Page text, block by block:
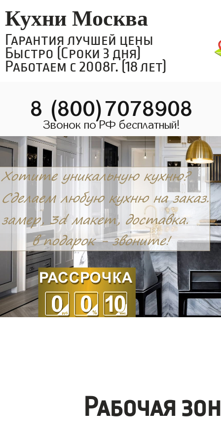
Кухни Москва
Гарантия лучшей цены
Быстро (Сроки 3 дня)
Работаем с 2008г. (18 лет)
8 (800)7078908
Звонок по РФ бесплатный!
Рабочая